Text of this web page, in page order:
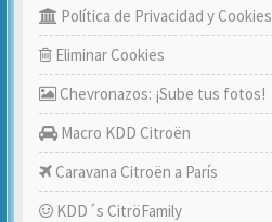
Política de Privacidad y Cookies
Eliminar Cookies
Chevronazos: ¡Sube tus fotos!
Macro KDD Citroën
Caravana Citroën a París
KDD´s CitröFamily